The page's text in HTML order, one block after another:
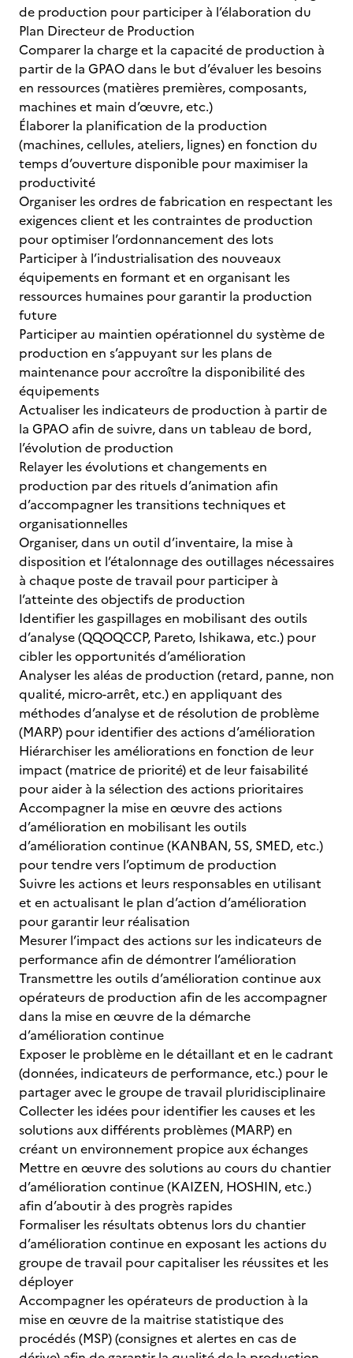
de production pour participer à l’élaboration du
Plan Directeur de Production
Comparer la charge et la capacité de production à
partir de la GPAO dans le but d’évaluer les besoins
en ressources (matières premières, composants,
machines et main d’œuvre, etc.)
Élaborer la planification de la production
(machines, cellules, ateliers, lignes) en fonction du
temps d’ouverture disponible pour maximiser la
productivité
Organiser les ordres de fabrication en respectant les
exigences client et les contraintes de production
pour optimiser l’ordonnancement des lots
Participer à l’industrialisation des nouveaux
équipements en formant et en organisant les
ressources humaines pour garantir la production
future
Participer au maintien opérationnel du système de
production en s’appuyant sur les plans de
maintenance pour accroître la disponibilité des
équipements
Actualiser les indicateurs de production à partir de
la GPAO afin de suivre, dans un tableau de bord,
l’évolution de production
Relayer les évolutions et changements en
production par des rituels d’animation afin
d’accompagner les transitions techniques et
organisationnelles
Organiser, dans un outil d’inventaire, la mise à
disposition et l’étalonnage des outillages nécessaires
à chaque poste de travail pour participer à
l’atteinte des objectifs de production
Identifier les gaspillages en mobilisant des outils
d’analyse (QQOQCCP, Pareto, Ishikawa, etc.) pour
cibler les opportunités d’amélioration
Analyser les aléas de production (retard, panne, non
qualité, micro-arrêt, etc.) en appliquant des
méthodes d’analyse et de résolution de problème
(MARP) pour identifier des actions d’amélioration
Hiérarchiser les améliorations en fonction de leur
impact (matrice de priorité) et de leur faisabilité
pour aider à la sélection des actions prioritaires
Accompagner la mise en œuvre des actions
d’amélioration en mobilisant les outils
d’amélioration continue (KANBAN, 5S, SMED, etc.)
pour tendre vers l’optimum de production
Suivre les actions et leurs responsables en utilisant
et en actualisant le plan d’action d’amélioration
pour garantir leur réalisation
Mesurer l’impact des actions sur les indicateurs de
performance afin de démontrer l’amélioration
Transmettre les outils d’amélioration continue aux
opérateurs de production afin de les accompagner
dans la mise en œuvre de la démarche
d’amélioration continue
Exposer le problème en le détaillant et en le cadrant
(données, indicateurs de performance, etc.) pour le
partager avec le groupe de travail pluridisciplinaire
Collecter les idées pour identifier les causes et les
solutions aux différents problèmes (MARP) en
créant un environnement propice aux échanges
Mettre en œuvre des solutions au cours du chantier
d’amélioration continue (KAIZEN, HOSHIN, etc.)
afin d’aboutir à des progrès rapides
Formaliser les résultats obtenus lors du chantier
d’amélioration continue en exposant les actions du
groupe de travail pour capitaliser les réussites et les
déployer
Accompagner les opérateurs de production à la
mise en œuvre de la maitrise statistique des
procédés (MSP) (consignes et alertes en cas de